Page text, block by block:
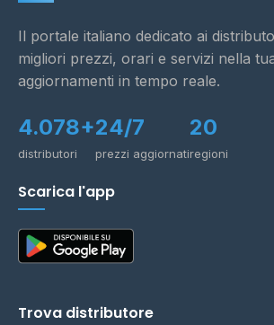
Il portale italiano dedicato ai
migliori prezzi, orari e servizi nella
aggiornamenti in tempo reale.
4.078+
distributori
24/7
prezzi aggiornati
20
regioni
Scarica l'app
Trova distributore